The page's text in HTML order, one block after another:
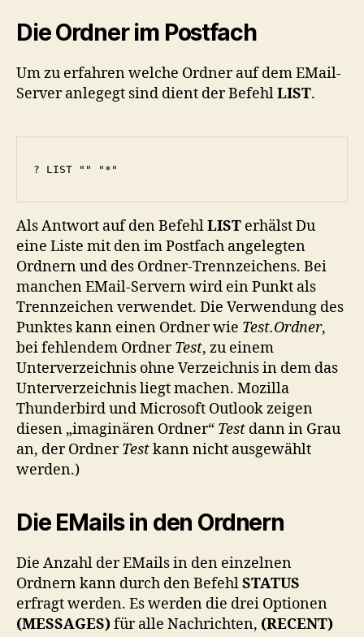
Die Ordner im Postfach
Um zu erfahren welche Ordner auf dem EMail-
Server anlegegt sind dient der BefehlLIST.
? LIST "" "*"
Als Antwort auf den BefehlLIST erhälst Du
eine Liste mit den im Postfach angelegten
Ordnern und des Ordner-Trennzeichens. Bei
manchen EMail-Servern wird ein Punkt als
Trennzeichen verwendet. Die Verwendung des
Punktes kann einen Ordner wie Test.Ordner,
bei fehlendem OrdnerTest, zu einem
Unterverzeichnis ohne Verzeichnis in dem das
Unterverzeichnis liegt machen. Mozilla
Thunderbird und Microsoft Outlook zeigen
diesen „imaginären Ordner“ Test dann in Grau
an, der OrdnerTestkann nicht ausgewählt
werden.)
Die EMails in den Ordnern
Die Anzahl der EMails in den einzelnen
Ordnern kann durch den BefehlSTATUS
erfragt werden. Es werden die drei Optionen
(MESSAGES)für alle Nachrichten, (RECENT)